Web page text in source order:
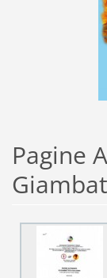
Pagine